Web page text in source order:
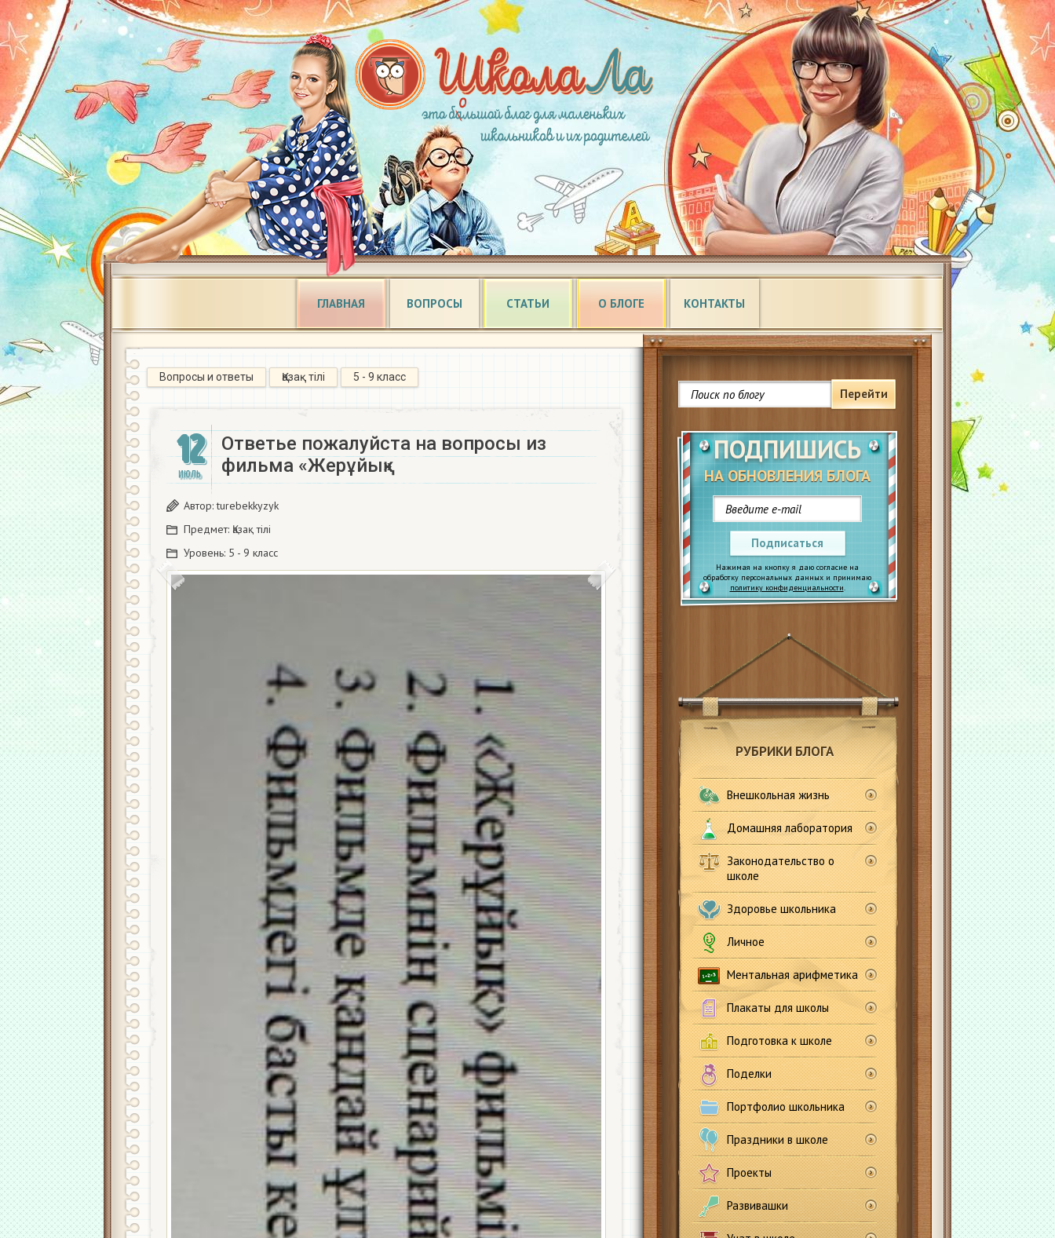
ГЛАВНАЯ ВОПРОСЫ СТАТЬИ О БЛОГЕ КОНТАКТЫ
Перейти
ПОДПИШИСЬ
НА ОБНОВЛЕНИЯ БЛОГА
Подписаться
Нажимая на кнопку я даю согласие на
обработку персональных данных и принимаю
политику конфиденциальности.
РУБРИКИ БЛОГА
Внешкольная жизнь
Домашняя лаборатория
Законодательство о
школе
Здоровье школьника
Личное
Ментальная арифметика
Плакаты для школы
Подготовка к школе
Поделки
Портфолио школьника
Праздники в школе
Проекты
Развивашки
Вопросы и ответы Қазақ тiлi 5 - 9 класс
12
ИЮЛЬ
Ответье пожалуйста на вопросы из
фильма «Жерұйық» ​
Автор:turebekkyzyk
Предмет: Қазақ тiлi
Уровень: 5 - 9 класс